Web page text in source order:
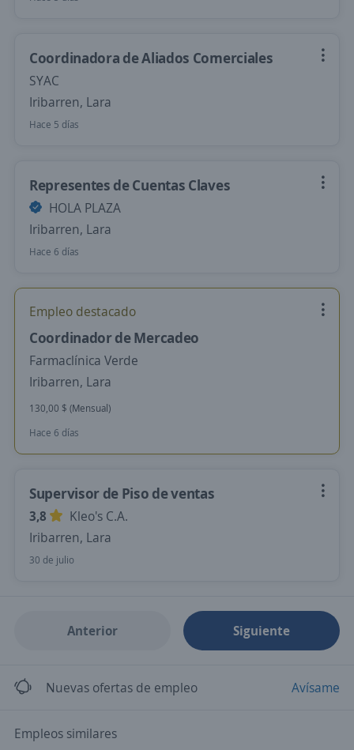
Coordinadora de Aliados Comerciales
SYAC
Iribarren, Lara
Hace 5 días
Representes de Cuentas Claves
HOLA PLAZA
Iribarren, Lara
Hace 6 días
Empleo destacado
Coordinador de Mercadeo
Farmaclínica Verde
Iribarren, Lara
130,00 $ (Mensual)
Hace 6 días
Supervisor de Piso de ventas
3,8
Kleo's C.A.
Iribarren, Lara
30 de julio
Anterior Siguiente
Nuevas ofertas de empleo Avísame
Empleos similares